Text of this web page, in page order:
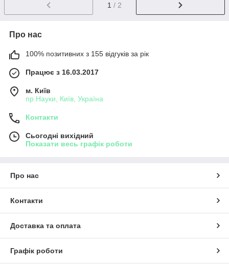
1 / 2
Про нас
100% позитивних з 155 відгуків за рік
Працює з 16.03.2017
м. Київ
пр.Науки, Київ, Україна
Контакти
Сьогодні вихідний
Показати весь графік роботи
Про нас
Контакти
Доставка та оплата
Графік роботи